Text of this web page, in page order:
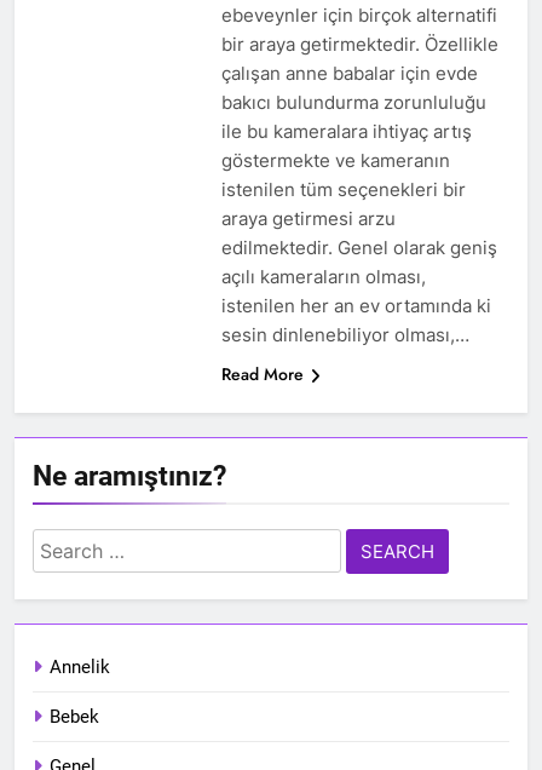
ebeveynler için birçok alternatifi
bir araya getirmektedir. Özellikle
çalışan anne babalar için evde
bakıcı bulundurma zorunluluğu
ile bu kameralara ihtiyaç artış
göstermekte ve kameranın
istenilen tüm seçenekleri bir
araya getirmesi arzu
edilmektedir. Genel olarak geniş
açılı kameraların olması,
istenilen her an ev ortamında ki
sesin dinlenebiliyor olması,…
Read More
Ne aramıştınız?
Search
for:
Annelik
Bebek